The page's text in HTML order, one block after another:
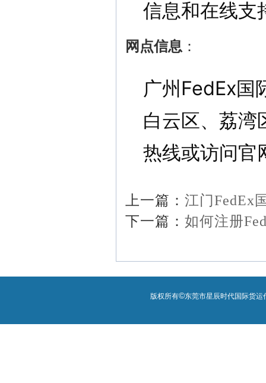
信息和在线支
网点信息 ：
广州FedEx国
白云区、荔湾
热线或访问官
上一篇： 江门FedEx
下一篇： 如何注册
版权所有©东莞市星辰时代国际货